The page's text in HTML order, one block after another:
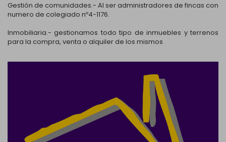
Gestión de comunidades.- Al ser administradores de fincas con
numero de colegiado nº4-1176.
Inmobiliaria.- gestionamos todo tipo de inmuebles y terrenos
para la compra, venta o alquiler de los mismos